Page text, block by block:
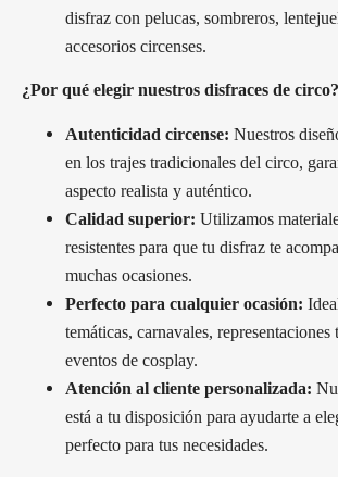
disfraz con pelucas, sombreros,
accesorios circenses.
¿Por qué elegir nuestros disfraces de circo?
Autenticidad circense: Nuestros
en los trajes tradicionales del circo,
aspecto realista y auténtico.
Calidad superior: Utilizamos
resistentes para que tu disfraz te
muchas ocasiones.
Perfecto para cualquier ocasión:
temáticas, carnavales, representaciones
eventos de cosplay.
Atención al cliente personalizada:
está a tu disposición para ayudarte a
perfecto para tus necesidades.